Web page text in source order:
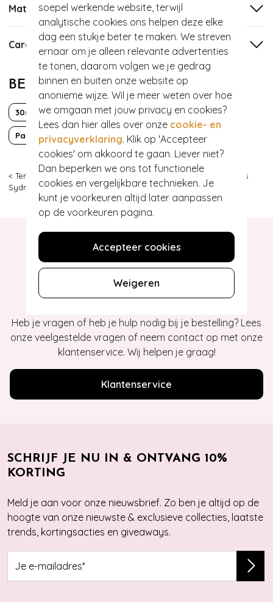
soepel werkende website, terwijl
analytische cookies ons helpen deze elke
dag een stukje beter te maken. We streven
ernaar om je alleen relevante advertenties
te tonen, daarom volgen we je gedrag
binnen en buiten onze website op
anonieme wijze. Wil je meer weten over hoe
we omgaan met jouw privacy en cookies?
Lees dan hier alles over onze cookie- en
privacyverklaring. Klik op 'Accepteer
cookies' om akkoord te gaan. Liever niet?
Dan beperken we ons tot functionele
cookies en vergelijkbare technieken. Je
kunt je voorkeuren altijd later aanpassen
op de voorkeuren pagina.
Accepteer cookies
Weigeren
Materiaal
Care
BEKIJK MEER VAN
30s Classy chic
Party Suede
< Terug Topvintage
30s
Sydney Bag in Black
Hey gorgeous
Heb je vragen of heb je hulp nodig bij je bestelling? Lees
onze veelgestelde vragen of neem contact op met onze
klantenservice. Wij helpen je graag!
Klantenservice
SCHRIJF JE NU IN & ONTVANG 10%
KORTING
Meld je aan voor onze nieuwsbrief. Zo ben je altijd op de
hoogte van onze nieuwste & exclusieve collecties, laatste
trends, kortingsacties en giveaways.